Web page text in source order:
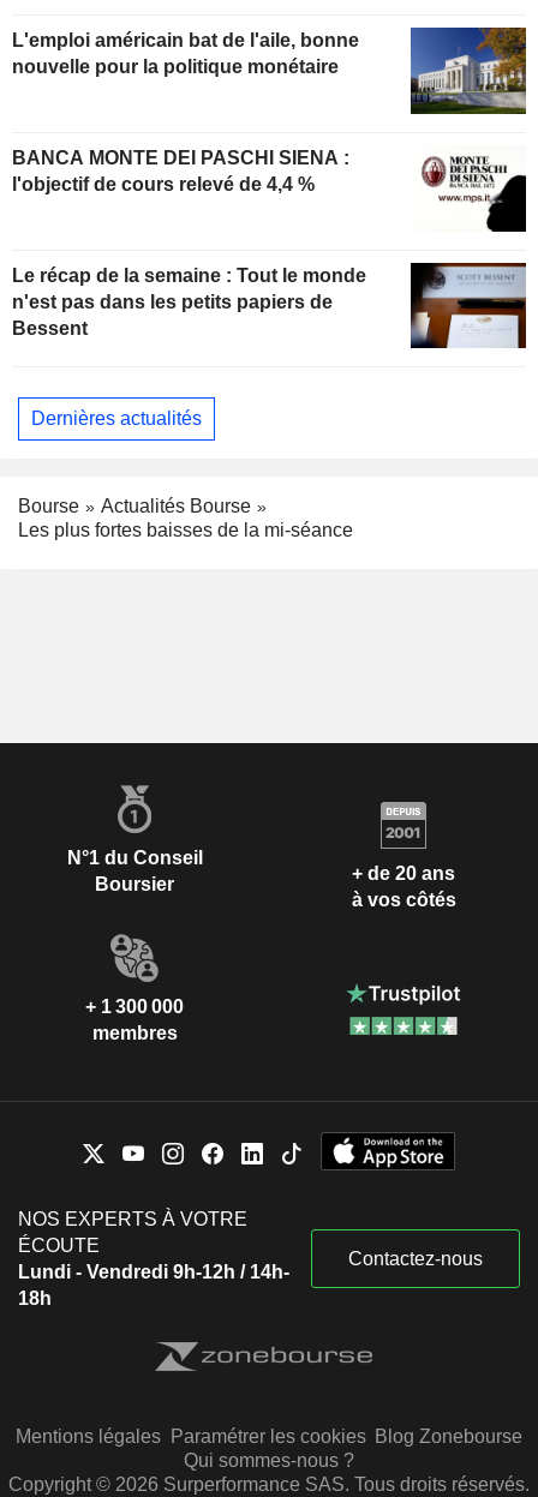
L'emploi américain bat de l'aile, bonne
nouvelle pour la politique monétaire
BANCA MONTE DEI PASCHI SIENA :
l'objectif de cours relevé de 4,4 %
Le récap de la semaine : Tout le monde
n'est pas dans les petits papiers de
Bessent
Dernières actualités
Bourse
Actualités Bourse
Les plus fortes baisses de la mi-séance
N°1 du Conseil
Boursier
+ de 20 ans
à vos côtés
+ 1 300 000
membres
NOS EXPERTS À VOTRE
ÉCOUTE
Lundi - Vendredi 9h-12h / 14h-
18h
Contactez-nous
Mentions légales Paramétrer les cookies Blog Zonebourse
Qui sommes-nous ?
Copyright © 2026 Surperformance SAS. Tous droits réservés.